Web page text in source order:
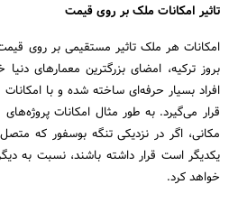
تاثیر امکانات ملک بر روی قیمت
امکانات هر ملک تاثیر مستقیمی بر روی
بروز ترکیه، امضای بزرگترین معمارهای
افراد بسیار حرفه‌ای ساخته شده و با امکانات
قرار می‌گیرد. به طور مثال امکانات
مکانی، اگر در نزدیکی تنگه بوسفور که
یکدیگر است قرار داشته باشند، نسبت به
خواهد کرد.